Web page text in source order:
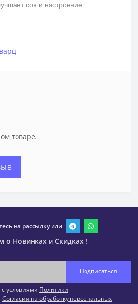
сон и настроение
товаре.
на рассылку или
о Новинках и Скидках !
Подписаться
с условиями Политики
, Согласия на обработку персональных